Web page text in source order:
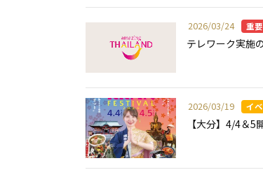
2026/03/24
テレワーク実施
2026/03/19
【大分】4/4＆